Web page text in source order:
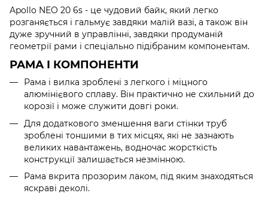
Apollo NEO 20 6s - це чудовий байк, який легко
розганяється і гальмує завдяки малій вазі, а також він
дуже зручний в управлінні, завдяки продуманій
геометрії рами і спеціально підібраним компонентам.
РАМА І КОМПОНЕНТИ
Рама і вилка зроблені з легкого і міцного
алюмінієвого сплаву. Він практично не схильний до
корозії і може служити довгі роки.
Для додаткового зменшення ваги стінки труб
зроблені тоншими в тих місцях, які не зазнають
великих навантажень, водночас жорсткість
конструкції залишається незмінною.
Рама вкрита прозорим лаком, під яким знаходяться
яскраві деколі.